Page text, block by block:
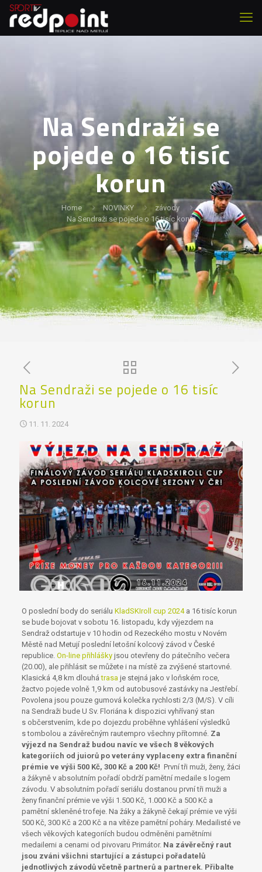
Na Sendraži se
pojede o 16 tisíc
korun
Home NOVINKY
závody
Na Sendraži se pojede o 16 tisíc korun
Na Sendraži se pojede o 16 tisíc
korun
11. 11. 2024
O poslední body do seriálu KladSKIroll cup 2024a 16 tisíc korun
se bude bojovat v sobotu 16. listopadu, kdy výjezdem na
Sendraž odstartuje v 10 hodin od Rezeckého mostu v Novém
Městě nad Metují poslední letošní kolcový závod v České
republice. On-line přihláškyjsou otevřeny do pátečního večera
(20.00), ale přihlásit se můžete i na místě za zvýšené startovné.
Klasická 4,8 km dlouhátrasa je stejná jako v loňském roce,
žactvo pojede volně 1,9 km od autobusové zastávky na Jestřebí.
Povolena jsou pouze gumová kolečka rychlosti 2/3 (M/S). V cíli
na Sendraži bude U Sv. Floriána k dispozici vyhřívaný stan
s občerstvením, kde po dojezdu proběhne vyhlášení výsledků
s tombolou a závěrečným rautempro všechny přítomné. Za
výjezd na Sendraž budou navíc ve všech 8 věkových
kategoriích od juiorů po veterány vyplaceny extra finanční
prémie ve výši 500 Kč, 300 Kč a 200 Kč! První tři muži, ženy, žáci
a žákyně v absolutním pořadí obdrží pamětní medaile s logem
závodu. V absolutním pořadí seriálu dostanou první tři muži a
ženy finanční prémie ve výši 1.500 Kč, 1.000 Kč a 500 Kč a
pamětní skleněné trofeje. Na žáky a žákyně čekají prémie ve výši
500 Kč, 300 Kč a 200 Kč a na vítěze pamětní poháry. Medailisté ve
všech věkových kategoriích budou odměněni pamětními
medailemi a cenami od pivovaru Primátor. Na závěrečný raut
jsou zváni všichni startující a zástupci pořadatelů
jednotlivých závodů včetně partnerů a partnerek. Přibalte